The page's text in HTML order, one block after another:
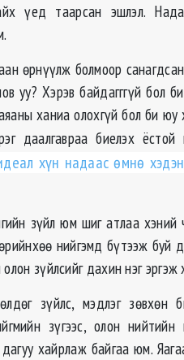
үед таарсан эшлэл.
өрнүүлж болмоор
уу? Хэрэв байдагггүй бол
ханиа олохгүй бол би юу
даалгавраа биелэх ёстой
хүн надаас өмнө
зүйл юм шиг атлаа хэний
нийгэмд бүтээж буй
зүйлсийг дахин нэг
зүйлс, мэдлэг зөвхөн
зүгээс, олон нийтийн
хайрлаж байгаа юм.